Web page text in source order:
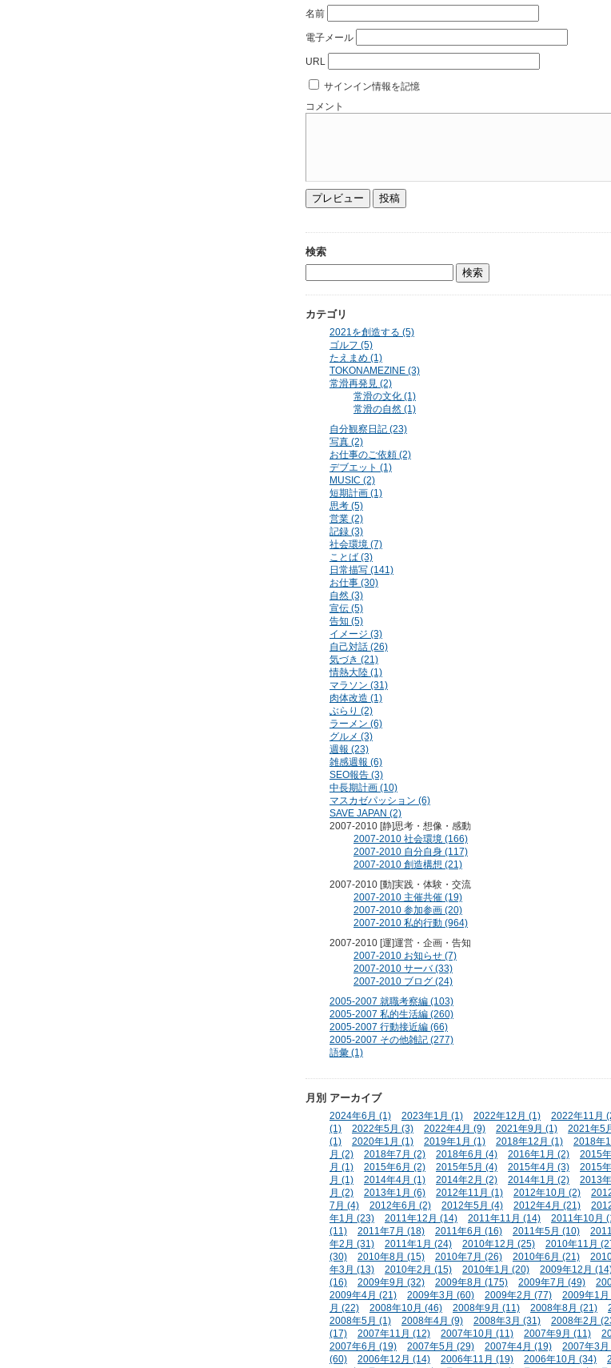
名前
電子メール
URL
サインイン情報を記憶
コメント
検索
カテゴリ
2021を創造する (5)
ゴルフ (5)
たえまめ (1)
TOKONAMEZINE (3)
常滑再発見 (2)
常滑の文化 (1)
常滑の自然 (1)
自分観察日記 (23)
写真 (2)
お仕事のご依頼 (2)
デブエット (1)
MUSIC (2)
短期計画 (1)
思考 (5)
営業 (2)
記録 (3)
社会環境 (7)
ことば (3)
日常描写 (141)
お仕事 (30)
自然 (3)
宣伝 (5)
告知 (5)
イメージ (3)
自己対話 (26)
気づき (21)
情熱大陸 (1)
マラソン (31)
肉体改造 (1)
ぶらり (2)
ラーメン (6)
グルメ (3)
週報 (23)
雑感週報 (6)
SEO報告 (3)
中長期計画 (10)
マスカゼパッション (6)
SAVE JAPAN (2)
2007-2010 [静]思考・想像・感動
2007-2010 社会環境 (166)
2007-2010 自分自身 (117)
2007-2010 創造構想 (21)
2007-2010 [動]実践・体験・交流
2007-2010 主催共催 (19)
2007-2010 参加参画 (20)
2007-2010 私的行動 (964)
2007-2010 [運]運営・企画・告知
2007-2010 お知らせ (7)
2007-2010 サーバ (33)
2007-2010 ブログ (24)
2005-2007 就職考察編 (103)
2005-2007 私的生活編 (260)
2005-2007 行動接近編 (66)
2005-2007 その他雑記 (277)
語彙 (1)
月別 アーカイブ
2024年6月 (1) 2023年1月 (1) 2022年12月 (1) 2022年11月
(1)
2022年5月 (3) 2022年4月 (9) 2021年9月 (1) 2021年5
(1)
2020年1月 (1) 2019年1月 (1) 2018年12月 (1) 2018年
月 (2)
2018年7月 (2) 2018年6月 (4) 2016年1月 (2) 2015
月 (1)
2015年6月 (2) 2015年5月 (4) 2015年4月 (3) 2015
月 (1)
2014年4月 (1) 2014年2月 (2) 2014年1月 (2) 2013
月 (2)
2013年1月 (6) 2012年11月 (1) 2012年10月 (2)
7月 (4)
2012年6月 (2) 2012年5月 (4) 2012年4月 (21)
年1月 (23)
2011年12月 (14) 2011年11月 (14) 2011年10月
(11)
2011年7月 (18) 2011年6月 (16) 2011年5月 (10)
年2月 (31)
2011年1月 (24) 2010年12月 (25) 2010年11月
(30)
2010年8月 (15) 2010年7月 (26) 2010年6月 (21)
年3月 (13)
2010年2月 (15) 2010年1月 (20) 2009年12月
(16)
2009年9月 (32) 2009年8月 (175) 2009年7月 (49)
2009年4月 (21)
2009年3月 (60) 2009年2月 (77) 2009年1
月 (22)
2008年10月 (46) 2008年9月 (11) 2008年8月 (21)
2008年5月 (1)
2008年4月 (9) 2008年3月 (31) 2008年2月
(17)
2007年11月 (12) 2007年10月 (11) 2007年9月 (11)
2007年6月 (19)
2007年5月 (29) 2007年4月 (19) 2007年3
(60)
2006年12月 (14) 2006年11月 (19) 2006年10月 (34)